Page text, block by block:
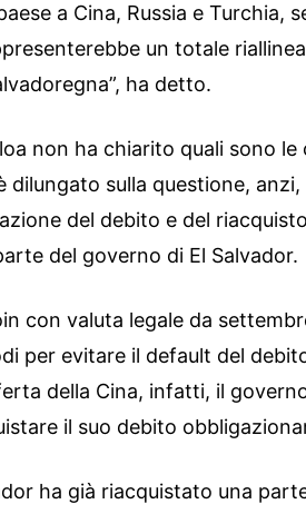
a Cina, Russia e Turchia,
un totale
ha detto.
non ha chiarito quali sono le
dilungato sulla questione,
del debito e del
del governo di El Salvador.
con valuta legale da
per evitare il default del
della Cina, infatti, il
il suo debito
ha già riacquistato una